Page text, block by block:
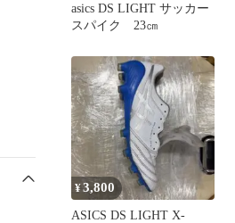
asics DS LIGHT サッカー
スパイク 23㎝
¥3,800
ASICS DS LIGHT X-